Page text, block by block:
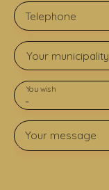
Telephone
Your municipality
-
You wish
Your message